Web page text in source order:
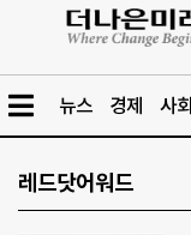
뉴스 경제 사회
레드닷어워드